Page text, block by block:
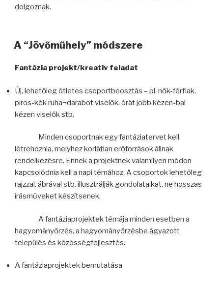
dolgoznak.
A “Jövőműhely” módszere
Fantázia projekt/kreatív feladat
Új, lehetőleg ötletes csoportbeosztás – pl. nők-férfiak,
piros-kék ruha¬darabot viselők, órát jobb kézen-bal
kézen viselők stb.
Minden csoportnak egy fantáziatervet kell
létrehoznia, melyhez korlátlan erőforrások állnak
rendelkezésre. Ennek a projektnek valamilyen módon
kapcsolódnia kell a napi témához. A csoportok lehetőleg
rajzzal, ábrával stb. illusztrálják gondolataikat, ne hosszas
írásműveket készítsenek.
A fantáziaprojektek témája minden esetben a
hagyományőrzés, a hagyományőrzésbe ágyazott
település és közösségfejlesztés.
A fantáziaprojektek bemutatása